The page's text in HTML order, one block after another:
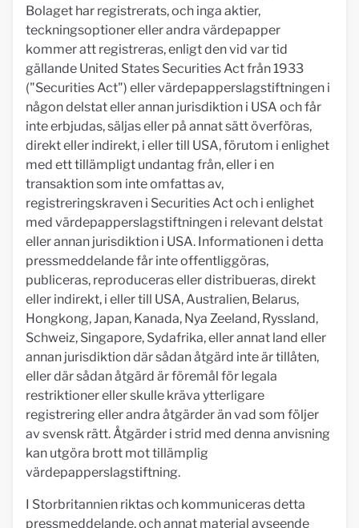
Bolaget har registrerats, och inga aktier,
teckningsoptioner eller andra värdepapper
kommer att registreras, enligt den vid var tid
gällande United States Securities Act från 1933
("Securities Act") eller värdepapperslagstiftningen i
någon delstat eller annan jurisdiktion i USA och får
inte erbjudas, säljas eller på annat sätt överföras,
direkt eller indirekt, i eller till USA, förutom i enlighet
med ett tillämpligt undantag från, eller i en
transaktion som inte omfattas av,
registreringskraven i Securities Act och i enlighet
med värdepapperslagstiftningen i relevant delstat
eller annan jurisdiktion i USA. Informationen i detta
pressmeddelande får inte offentliggöras,
publiceras, reproduceras eller distribueras, direkt
eller indirekt, i eller till USA, Australien, Belarus,
Hongkong, Japan, Kanada, Nya Zeeland, Ryssland,
Schweiz, Singapore, Sydafrika, eller annat land eller
annan jurisdiktion där sådan åtgärd inte är tillåten,
eller där sådan åtgärd är föremål för legala
restriktioner eller skulle kräva ytterligare
registrering eller andra åtgärder än vad som följer
av svensk rätt. Åtgärder i strid med denna anvisning
kan utgöra brott mot tillämplig
värdepapperslagstiftning.
I Storbritannien riktas och kommuniceras detta
pressmeddelande, och annat material avseende